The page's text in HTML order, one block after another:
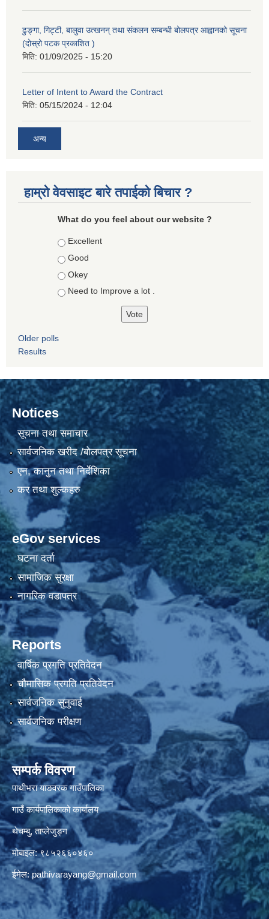
ढुङ्गा, गिट्टी, बालुवा उत्खनन् तथा संकलन सम्बन्धी बोलपत्र आह्वानको सूचना
(दोस्रो पटक प्रकाशित )
मिति: 01/09/2025 - 15:20
Letter of Intent to Award the Contract
मिति: 05/15/2024 - 12:04
अन्य
हाम्रो वेवसाइट बारे तपाईको बिचार ?
What do you feel about our website ?
Choices
Excellent
Good
Okey
Need to Improve a lot .
Older polls
Results
Notices
सूचना तथा समाचार
सार्वजनिक खरीद /बोलपत्र सूचना
एन, कानुन तथा निर्देशिका
कर तथा शुल्कहरु
eGov services
घटना दर्ता
सामाजिक सुरक्षा
नागरिक वडापत्र
Reports
वार्षिक प्रगति प्रतिवेदन
चौमासिक प्रगति प्रतिवेदन
सार्वजनिक सुनुवाई
सार्वजनिक परीक्षण
सम्पर्क विवरण
पाथीभरा याङवरक गाउँपालिका
गाउँ कार्यपालिकाको कार्यालय
थेचम्बु, ताप्लेजुङ्ग
मोबाइल: ९८५२६६०४६०
ईमेल:pathivarayang@gmail.com